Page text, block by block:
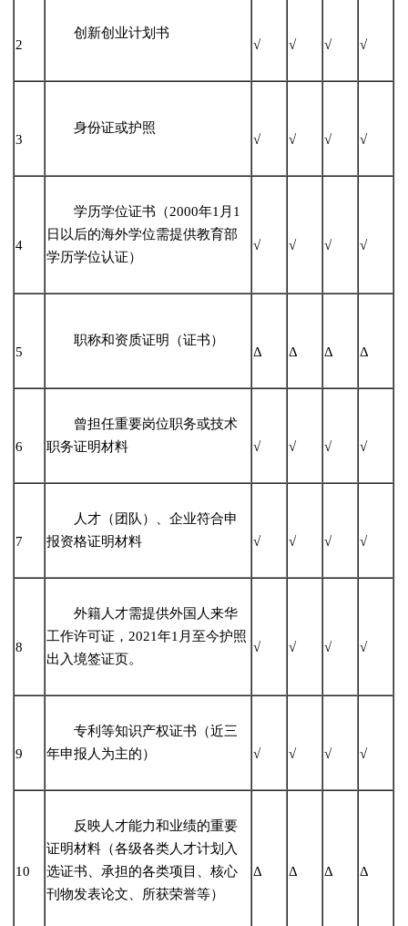
2
创新创业计划书
√
√ √ √
3
身份证或护照
√
√ √ √
4
学历学位证书（2000年1月1
日以后的海外学位需提供教育部
学历学位认证）
√ √ √ √
5
职称和资质证明（证书）
Δ
Δ Δ Δ
6
曾担任重要岗位职务或技术
职务证明材料
√ √ √ √
7
人才（团队）、企业符合申
报资格证明材料
√ √ √ √
8
外籍人才需提供外国人来华
工作许可证，2021年1月至今护照
出入境签证页。
√ √ √ √
9
专利等知识产权证书（近三
年申报人为主的）
√ √ √ √
10
反映人才能力和业绩的重要
证明材料（各级各类人才计划入
选证书、承担的各类项目、核心
刊物发表论文、所获荣誉等）
Δ Δ Δ Δ